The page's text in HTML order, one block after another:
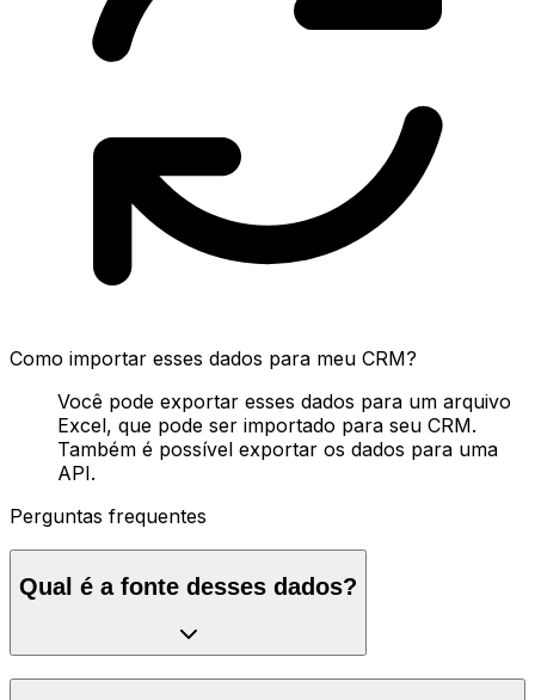
Como importar esses dados para meu CRM?
Você pode exportar esses dados para um arquivo
Excel, que pode ser importado para seu CRM.
Também é possível exportar os dados para uma
API.
Perguntas frequentes
Qual é a fonte desses dados?